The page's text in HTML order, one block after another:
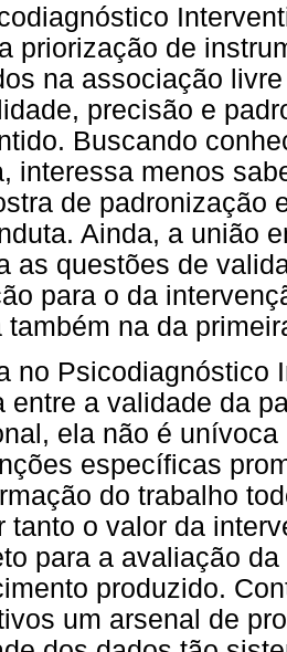
priorização de
na associação
precisão e
Buscando
interessa menos
de padronização
Ainda, a união
as questões de
para o da
também na da
no Psicodiagnóstico
entre a validade da
ela não é
específicas
do trabalho
tanto o valor da
para a avaliação
produzido.
um arsenal de